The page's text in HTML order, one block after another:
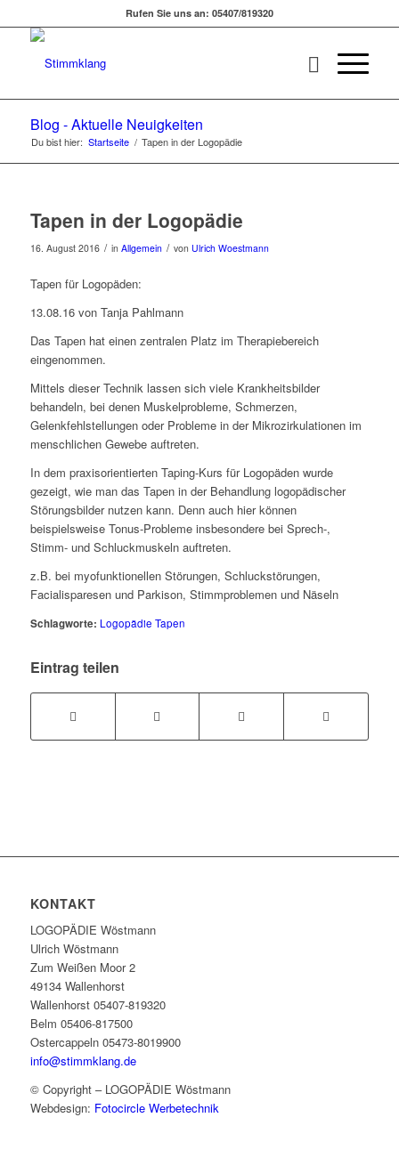
Rufen Sie uns an: 05407/819320
Blog - Aktuelle Neuigkeiten
Du bist hier: Startseite / Tapen in der Logopädie
Tapen in der Logopädie
16. August 2016 / in Allgemein / von Ulrich Woestmann
Tapen für Logopäden:
13.08.16 von Tanja Pahlmann
Das Tapen hat einen zentralen Platz im Therapiebereich
eingenommen.
Mittels dieser Technik lassen sich viele Krankheitsbilder
behandeln, bei denen Muskelprobleme, Schmerzen,
Gelenkfehlstellungen oder Probleme in der Mikrozirkulationen im
menschlichen Gewebe auftreten.
In dem praxisorientierten Taping-Kurs für Logopäden wurde
gezeigt, wie man das Tapen in der Behandlung logopädischer
Störungsbilder nutzen kann. Denn auch hier können
beispielsweise Tonus-Probleme insbesondere bei Sprech-,
Stimm- und Schluckmuskeln auftreten.
z.B. bei myofunktionellen Störungen, Schluckstörungen,
Facialisparesen und Parkison, Stimmproblemen und Näseln
Schlagworte: Logopädie Tapen
Eintrag teilen
KONTAKT
LOGOPÄDIE Wöstmann
Ulrich Wöstmann
Zum Weißen Moor 2
49134 Wallenhorst
Wallenhorst 05407-819320
Belm 05406-817500
Ostercappeln 05473-8019900
info@stimmklang.de
© Copyright – LOGOPÄDIE Wöstmann
Webdesign: Fotocircle Werbetechnik